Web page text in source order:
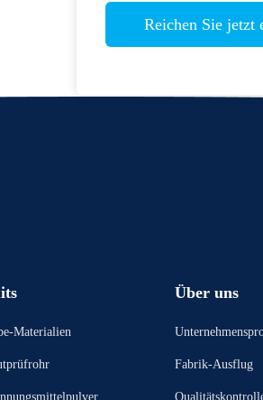
Reichen Sie jetzt
Materialien
Über uns
Fabrik-Ausflug